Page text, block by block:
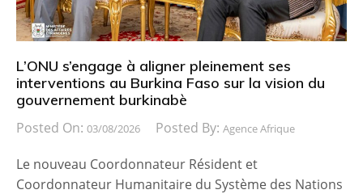
L’ONU s’engage à aligner pleinement ses
interventions au Burkina Faso sur la vision du
gouvernement burkinabè
Posted On: 03/08/2026 Posted By: Agence Afrique
Le nouveau Coordonnateur Résident et
Coordonnateur Humanitaire du Système des Nations